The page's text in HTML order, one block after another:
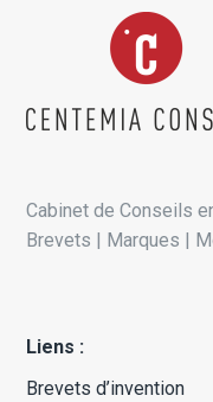
Cabinet de Conseils
Brevets | Marques |
Liens :
Brevets d’invention